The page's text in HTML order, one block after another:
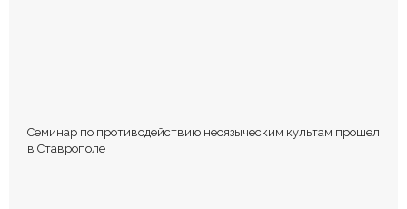
Семинар по противодействию неоязыческим культам прошел
в Ставрополе